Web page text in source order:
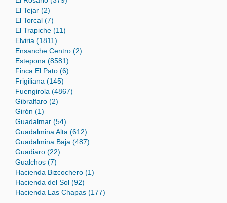
El Tejar (2)
El Torcal (7)
El Trapiche (11)
Elviria (1811)
Ensanche Centro (2)
Estepona (8581)
Finca El Pato (6)
Frigiliana (145)
Fuengirola (4867)
Gibralfaro (2)
Girón (1)
Guadalmar (54)
Guadalmina Alta (612)
Guadalmina Baja (487)
Guadiaro (22)
Gualchos (7)
Hacienda Bizcochero (1)
Hacienda del Sol (92)
Hacienda Las Chapas (177)